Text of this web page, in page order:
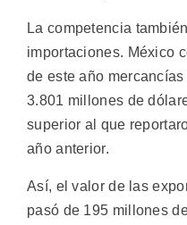
La competencia
importaciones. México
de este año
3.801 millones de
superior al que
año anterior.
Así, el valor de las
pasó de 195 millones